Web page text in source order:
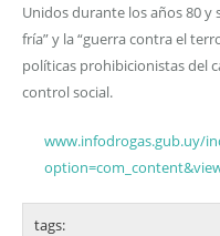
Unidos durante los años 80
fría” y la “guerra contra el
políticas prohibicionistas del
control social.
www.infodrogas.gub.uy/
tags: